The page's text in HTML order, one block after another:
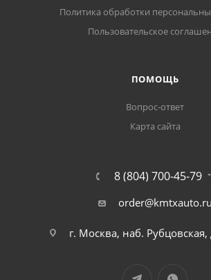
Политика обработки
Пользовательское
ПОМОЩЬ
Вопрос-ответ
Карта сайта
8 (804) 700-45-79
order@kmtxauto.ru
г. Москва, наб. Рубцовская,